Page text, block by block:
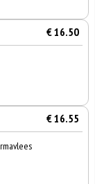
€ 16.50
€ 16.55